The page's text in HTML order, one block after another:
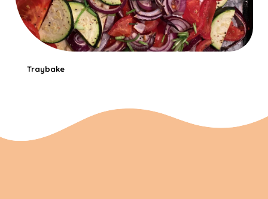
Traybake